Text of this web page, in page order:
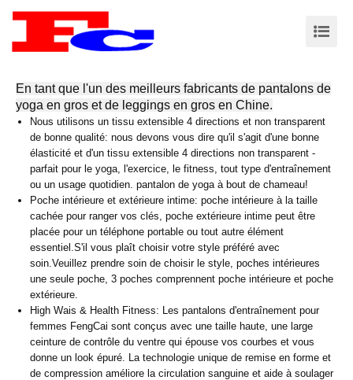
En tant que l'un des meilleurs fabricants de pantalons de
yoga en gros et de leggings en gros en Chine.
Nous utilisons un tissu extensible 4 directions et non transparent
de bonne qualité: nous devons vous dire qu'il s'agit d'une bonne
élasticité et d'un tissu extensible 4 directions non transparent -
parfait pour le yoga, l'exercice, le fitness, tout type d'entraînement
ou un usage quotidien. pantalon de yoga à bout de chameau!
Poche intérieure et extérieure intime: poche intérieure à la taille
cachée pour ranger vos clés, poche extérieure intime peut être
placée pour un téléphone portable ou tout autre élément
essentiel.S'il vous plaît choisir votre style préféré avec
soin.Veuillez prendre soin de choisir le style, poches intérieures
une seule poche, 3 poches comprennent poche intérieure et poche
extérieure.
High Wais & Health Fitness: Les pantalons d'entraînement pour
femmes FengCai sont conçus avec une taille haute, une large
ceinture de contrôle du ventre qui épouse vos courbes et vous
donne un look épuré. La technologie unique de remise en forme et
de compression améliore la circulation sanguine et aide à soulager